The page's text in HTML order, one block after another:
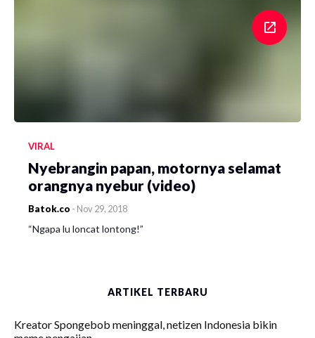
VIRAL
Nyebrangin papan, motornya selamat
orangnya nyebur (video)
Batok.co - Nov 29, 2018
“Ngapa lu loncat lontong!”
ARTIKEL TERBARU
Kreator Spongebob meninggal, netizen Indonesia bikin